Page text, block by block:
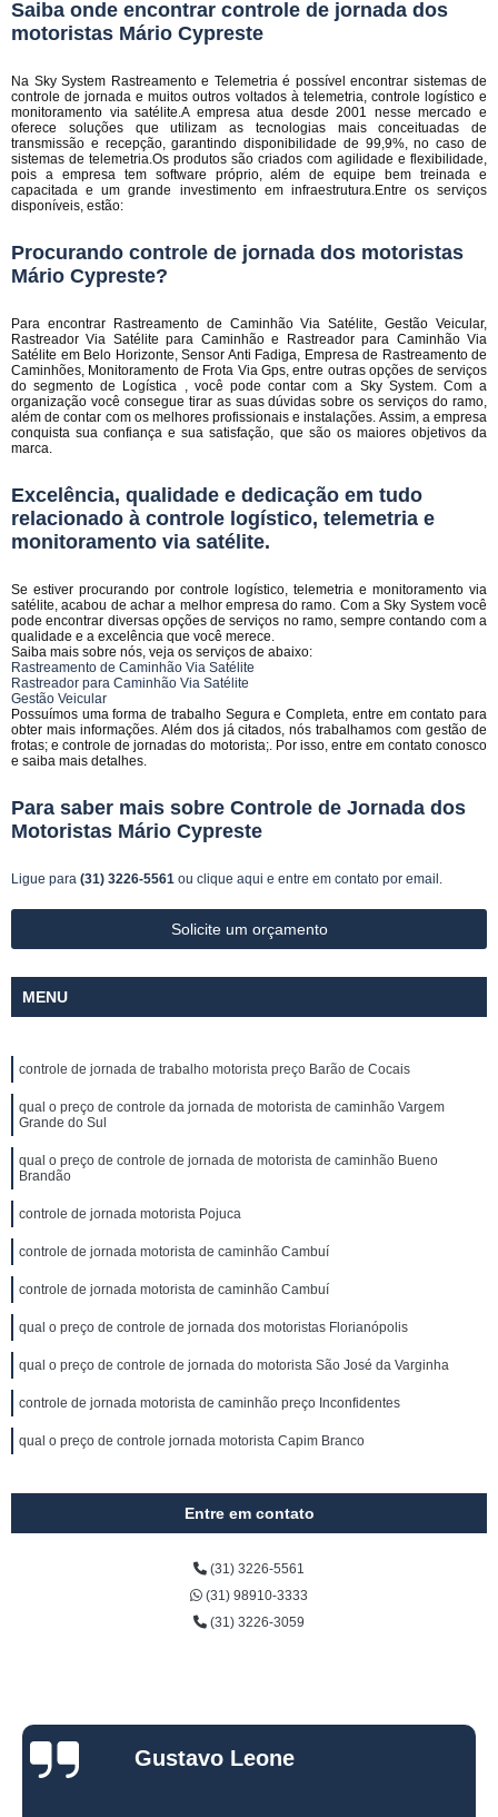
Saiba onde encontrar controle de jornada dos
motoristas Mário Cypreste
Na Sky System Rastreamento e Telemetria é possível encontrar sistemas de
controle de jornada e muitos outros voltados à telemetria, controle logístico e
monitoramento via satélite.A empresa atua desde 2001 nesse mercado e
oferece soluções que utilizam as tecnologias mais conceituadas de
transmissão e recepção, garantindo disponibilidade de 99,9%, no caso de
sistemas de telemetria.Os produtos são criados com agilidade e flexibilidade,
pois a empresa tem software próprio, além de equipe bem treinada e
capacitada e um grande investimento em infraestrutura.Entre os serviços
disponíveis, estão:
Procurando controle de jornada dos motoristas
Mário Cypreste?
Para encontrar Rastreamento de Caminhão Via Satélite, Gestão Veicular,
Rastreador Via Satélite para Caminhão e Rastreador para Caminhão Via
Satélite em Belo Horizonte, Sensor Anti Fadiga, Empresa de Rastreamento de
Caminhões, Monitoramento de Frota Via Gps, entre outras opções de serviços
do segmento de Logística , você pode contar com a Sky System. Com a
organização você consegue tirar as suas dúvidas sobre os serviços do ramo,
além de contar com os melhores profissionais e instalações. Assim, a empresa
conquista sua confiança e sua satisfação, que são os maiores objetivos da
marca.
Excelência, qualidade e dedicação em tudo
relacionado à controle logístico, telemetria e
monitoramento via satélite.
Se estiver procurando por controle logístico, telemetria e monitoramento via
satélite, acabou de achar a melhor empresa do ramo. Com a Sky System você
pode encontrar diversas opções de serviços no ramo, sempre contando com a
qualidade e a excelência que você merece.
Saiba mais sobre nós, veja os serviços de abaixo:
Rastreamento de Caminhão Via Satélite
Rastreador para Caminhão Via Satélite
Gestão Veicular
Possuímos uma forma de trabalho Segura e Completa, entre em contato para
obter mais informações. Além dos já citados, nós trabalhamos com gestão de
frotas; e controle de jornadas do motorista;. Por isso, entre em contato conosco
e saiba mais detalhes.
Para saber mais sobre Controle de Jornada dos
Motoristas Mário Cypreste
Ligue para (31) 3226-5561 ou clique aqui e entre em contato por email.
Solicite um orçamento
MENU
controle de jornada de trabalho motorista preço Barão de Cocais
qual o preço de controle da jornada de motorista de caminhão Vargem
Grande do Sul
qual o preço de controle de jornada de motorista de caminhão Bueno
Brandão
controle de jornada motorista Pojuca
controle de jornada motorista de caminhão Cambuí
controle de jornada motorista de caminhão Cambuí
qual o preço de controle de jornada dos motoristas Florianópolis
qual o preço de controle de jornada do motorista São José da Varginha
controle de jornada motorista de caminhão preço Inconfidentes
qual o preço de controle jornada motorista Capim Branco
Entre em contato
(31) 3226-5561
(31) 98910-3333
(31) 3226-3059
Gustavo Leone